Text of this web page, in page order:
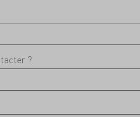
?